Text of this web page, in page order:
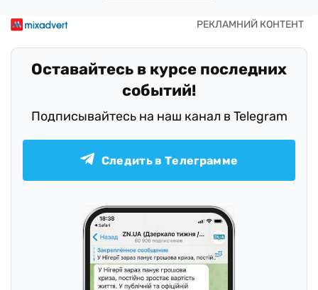
Оставайтесь в курсе последних
событий!
Подписывайтесь на наш канал в Telegram
Следить в Телеграмме